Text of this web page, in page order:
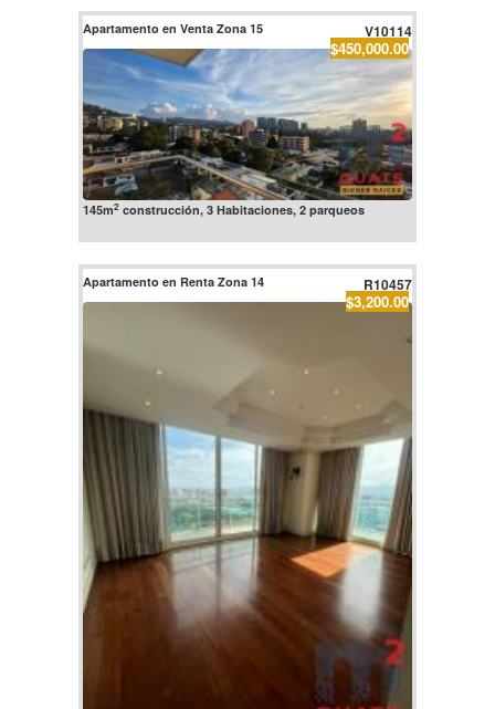
Apartamento en Venta Zona 15 V10114
$450,000.00
145m2construcción, 3 Habitaciones, 2 parqueos
Apartamento en Renta Zona 14 R10457
$3,200.00